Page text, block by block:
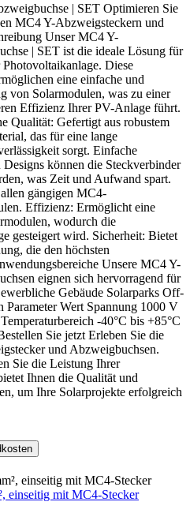
| SET Optimieren Sie
MC4 Y-Abzweigsteckern und
Unser MC4 Y-
| SET ist die ideale Lösung für
Diese
eine einfache und
von Solarmodulen, was zu einer
Effizienz Ihrer PV-Anlage führt.
Qualität: Gefertigt aus robustem
das für eine lange
sorgt. Einfache
können die Steckverbinder
was Zeit und Aufwand spart.
gängigen MC4-
Effizienz: Ermöglicht eine
wodurch die
gesteigert wird. Sicherheit: Bietet
die den höchsten
Unsere MC4 Y-
eignen sich hervorragend für
Gebäude Solarparks Off-
Parameter Wert Spannung 1000 V
-40°C bis +85°C
Sie jetzt Erleben Sie die
und Abzweigbuchsen.
Sie die Leistung Ihrer
Ihnen die Qualität und
um Ihre Solarprojekte erfolgreich
einseitig mit MC4-Stecker